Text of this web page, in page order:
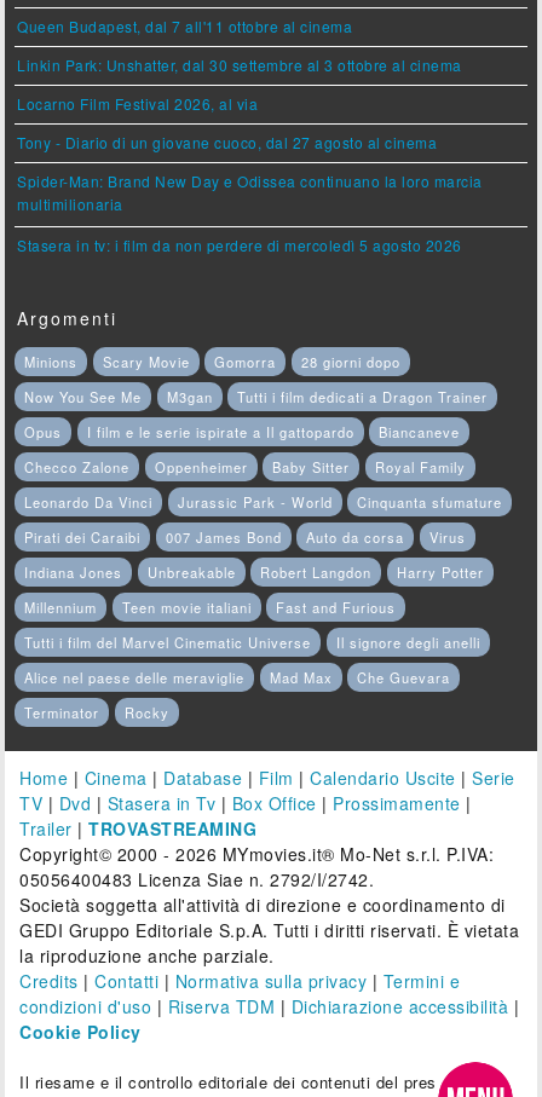
Queen Budapest, dal 7 all'11 ottobre al cinema
Linkin Park: Unshatter, dal 30 settembre al 3 ottobre al cinema
Locarno Film Festival 2026, al via
Tony - Diario di un giovane cuoco, dal 27 agosto al cinema
Spider-Man: Brand New Day e Odissea continuano la loro marcia
multimilionaria
Stasera in tv: i film da non perdere di mercoledì 5 agosto 2026
Argomenti
Minions Scary Movie Gomorra
28 giorni dopo
Now You See Me
M3gan
Tutti i film dedicati a Dragon Trainer
Opus
I film e le serie ispirate a Il gattopardo
Biancaneve
Checco Zalone
Oppenheimer Baby Sitter
Royal Family
Leonardo Da Vinci
Jurassic Park - World
Cinquanta sfumature
Pirati dei Caraibi
007 James Bond Auto da corsa
Virus
Indiana Jones
Unbreakable Robert Langdon
Harry Potter
Millennium
Teen movie italiani
Fast and Furious
Tutti i film del Marvel Cinematic Universe
Il signore degli anelli
Alice nel paese delle meraviglie
Mad Max
Che Guevara
Terminator
Rocky
Home | Cinema | Database | Film |Calendario Uscite |Serie
TV | Dvd | Stasera in Tv | Box Office | Prossimamente |
Trailer |TROVASTREAMING
Copyright© 2000 - 2026 MYmovies.it® Mo-Net s.r.l. P.IVA:
05056400483 Licenza Siae n. 2792/I/2742.
Società soggetta all'attività di direzione e coordinamento di
GEDI Gruppo Editoriale S.p.A. Tutti i diritti riservati. È vietata
la riproduzione anche parziale.
Credits |Contatti | Normativa sulla privacy | Termini e
condizioni d'uso | Riserva TDM | Dichiarazione accessibilità |
Cookie Policy
Il riesame e il controllo editoriale dei contenuti del presente sito